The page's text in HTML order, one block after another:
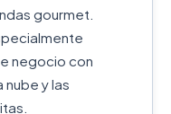
gourmet.
negocio con
y las